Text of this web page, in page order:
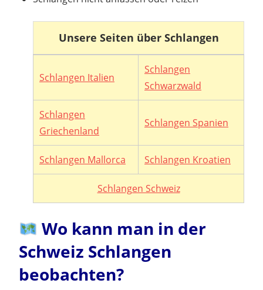
Unsere Seiten über Schlangen
Schlangen Italien
Schlangen
Schwarzwald
Schlangen
Griechenland
Schlangen Spanien
Schlangen Mallorca Schlangen Kroatien
Schlangen Schweiz
Wo kann man in der
Schweiz Schlangen
beobachten?